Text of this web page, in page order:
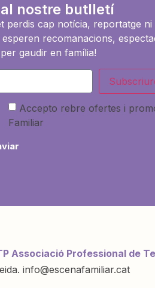
nostre butlletí
perdis cap notícia, reportatge
recomanacions,
gaudir en família!
Accepto rebre ofertes i
Familiar
Associació Professional de
info@escenafamiliar.cat